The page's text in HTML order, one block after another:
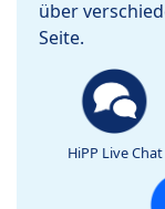
über
Seite.
HiPP Live Chat